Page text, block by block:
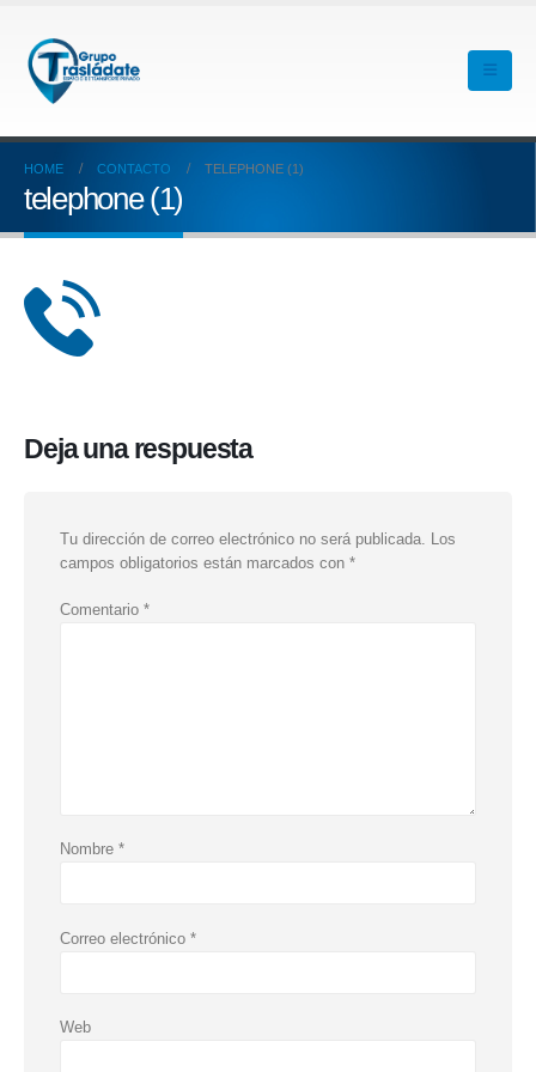
HOME CONTACTO TELEPHONE (1)
telephone (1)
Deja una respuesta
Tu dirección de correo electrónico no será publicada. Los
campos obligatorios están marcados con *
Comentario *
Nombre *
Correo electrónico *
Web